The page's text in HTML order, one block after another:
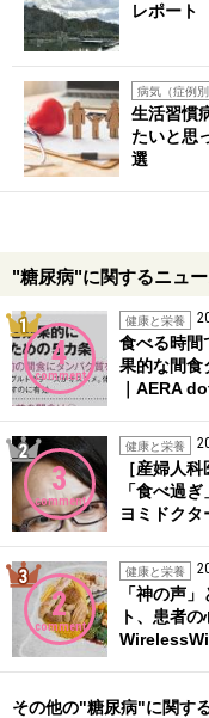
レポート
病気（症例
生活習慣
たいと思
選
"糖尿病"に関するニュ
4
comment
健康と栄養
食べる時
果的な間食
｜AERA
1位
3
comment
健康と栄養
［産婦人
「食べ過
ヨミドクタ
2
comment
健康と栄養
「神の声
ト、患者
3位
その他の"糖尿病"に関す